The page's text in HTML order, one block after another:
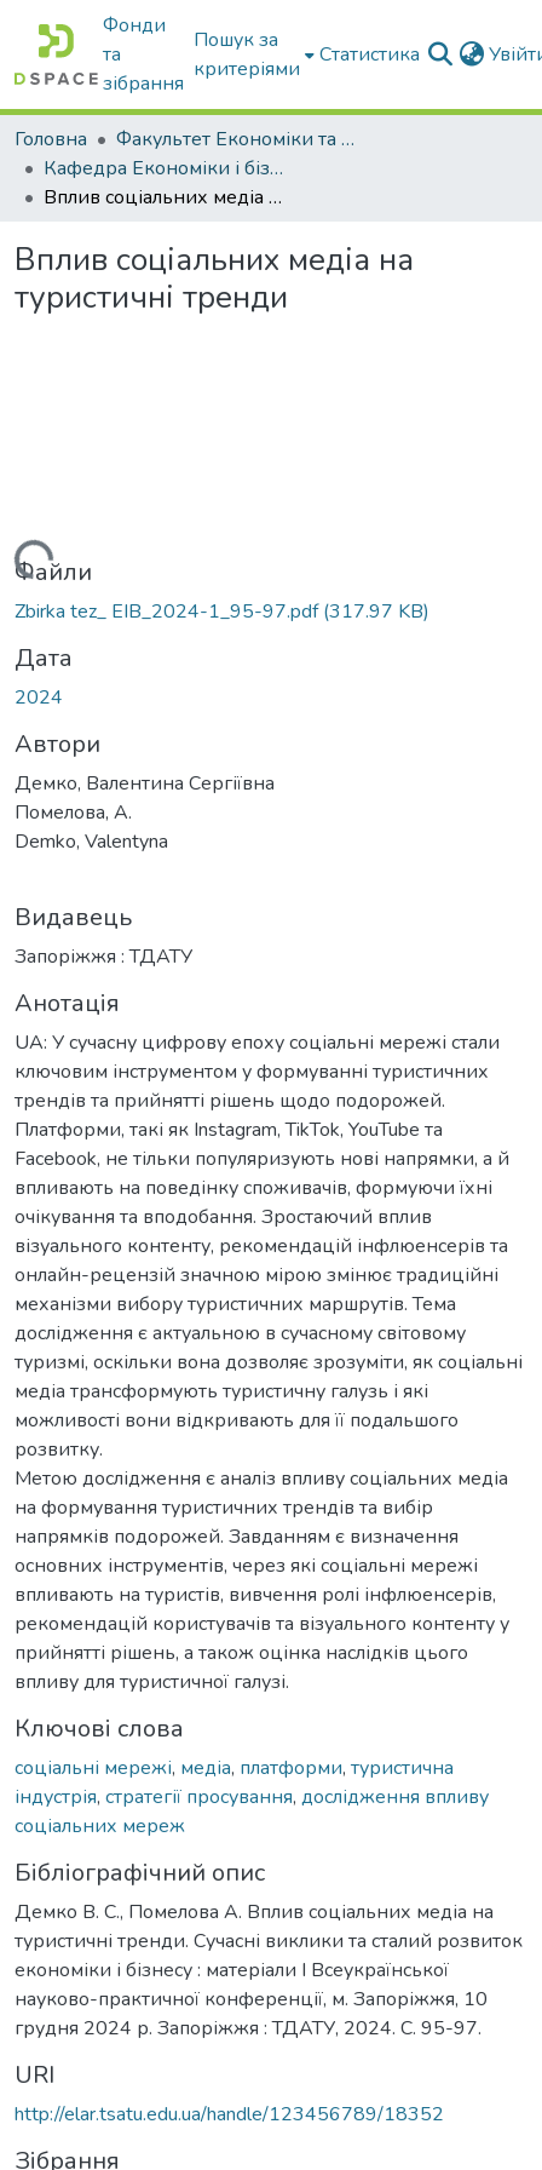
Фонди
та
зібрання
Пошук за
критеріями
Статистика
Головна
Факультет Економіки та бізнесу
Кафедра Економіки і бізнесу
Вплив соціальних медіа на туристичні тренди
Вплив соціальних медіа на
туристичні тренди
Файли
Zbirka tez_ EIB_2024-1_95-97.pdf(317.97 KB)
Дата
2024
Автори
Демко, Валентина Сергіївна
Помелова, А.
Demko, Valentyna
Видавець
Запоріжжя : ТДАТУ
Анотація
UA: У сучасну цифрову епоху соціальні мережі стали
ключовим інструментом у формуванні туристичних
трендів та прийнятті рішень щодо подорожей.
Платформи, такі як Instagram, TikTok, YouTube та
Facebook, не тільки популяризують нові напрямки, а й
впливають на поведінку споживачів, формуючи їхні
очікування та вподобання. Зростаючий вплив
візуального контенту, рекомендацій інфлюенсерів та
онлайн-рецензій значною мірою змінює традиційні
механізми вибору туристичних маршрутів. Тема
дослідження є актуальною в сучасному світовому
туризмі, оскільки вона дозволяє зрозуміти, як соціальні
медіа трансформують туристичну галузь і які
можливості вони відкривають для її подальшого
розвитку.
Метою дослідження є аналіз впливу соціальних медіа
на формування туристичних трендів та вибір
напрямків подорожей. Завданням є визначення
основних інструментів, через які соціальні мережі
впливають на туристів, вивчення ролі інфлюенсерів,
рекомендацій користувачів та візуального контенту у
прийнятті рішень, а також оцінка наслідків цього
впливу для туристичної галузі.
Ключові слова
соціальні мережі, медіа, платформи, туристична
індустрія, стратегії просування, дослідження впливу
соціальних мереж
Бібліографічний опис
Демко В. С., Помелова А. Вплив соціальних медіа на
туристичні тренди. Сучасні виклики та сталий розвиток
економіки і бізнесу : матеріали I Всеукраїнської
науково-практичної конференції, м. Запоріжжя, 10
грудня 2024 р. Запоріжжя : ТДАТУ, 2024. С. 95-97.
URI
http://elar.tsatu.edu.ua/handle/123456789/18352
Зібрання